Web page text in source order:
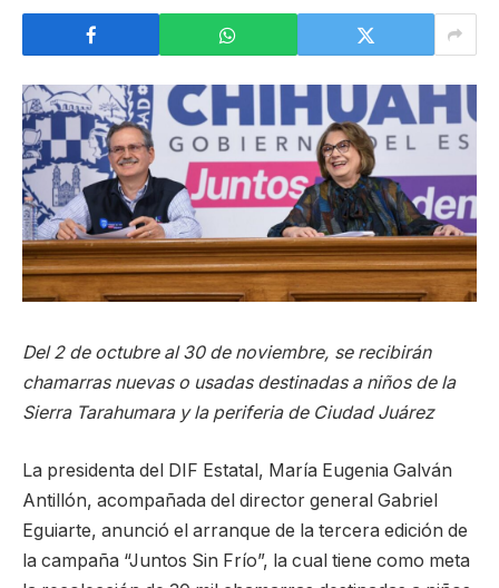
Del 2 de octubre al 30 de noviembre, se recibirán
chamarras nuevas o usadas destinadas a niños de la
Sierra Tarahumara y la periferia de Ciudad Juárez
La presidenta del DIF Estatal, María Eugenia Galván
Antillón, acompañada del director general Gabriel
Eguiarte, anunció el arranque de la tercera edición de
la campaña “Juntos Sin Frío”, la cual tiene como meta